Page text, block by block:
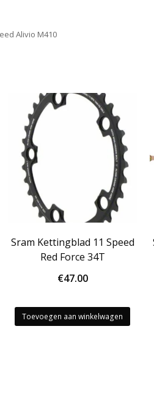
Alivio M410
Sram Kettingblad 11 Speed
Red Force 34T
€47.00
Toevoegen aan winkelwagen